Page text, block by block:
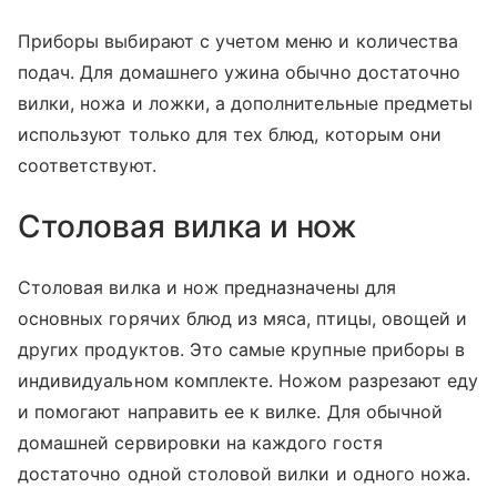
Приборы выбирают с учетом меню и количества
подач. Для домашнего ужина обычно достаточно
вилки, ножа и ложки, а дополнительные предметы
используют только для тех блюд, которым они
соответствуют.
Столовая вилка и нож
Столовая вилка и нож предназначены для
основных горячих блюд из мяса, птицы, овощей и
других продуктов. Это самые крупные приборы в
индивидуальном комплекте. Ножом разрезают еду
и помогают направить ее к вилке. Для обычной
домашней сервировки на каждого гостя
достаточно одной столовой вилки и одного ножа.